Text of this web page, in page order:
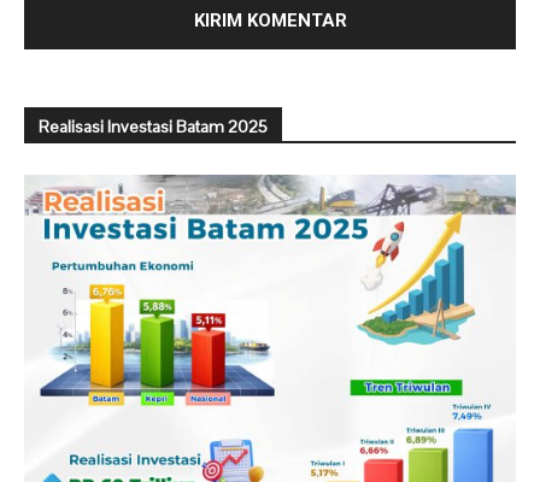
Realisasi Investasi Batam 2025